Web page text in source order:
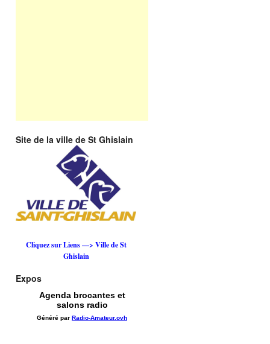
Site de la ville de St Ghislain
Cliquez sur Liens —> Ville de St
Ghislain
Expos